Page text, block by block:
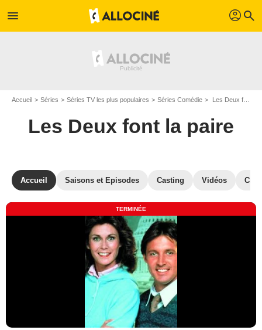
menu profil search
Accueil Séries Séries TV les plus populaires Séries Comédie Les Deux font la paire
Les Deux font la paire
Accueil Saisons et Episodes Casting Vidéos
TERMINÉE